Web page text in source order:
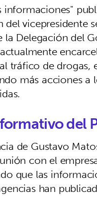
informaciones"
del vicepresidente
la Delegación del
tráfico de drogas,
más acciones a
del
de Gustavo
con el
que las
han